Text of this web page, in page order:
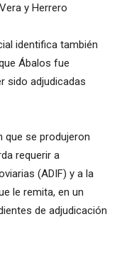
y Herrero
identifica también
Ábalos fue
sido adjudicadas
que se produjeron
requerir a
(ADIF) y a la
le remita, en un
de adjudicación